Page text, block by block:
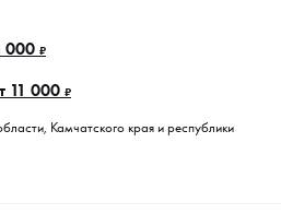
000 ₽
11 000 ₽
Камчатского края и республики